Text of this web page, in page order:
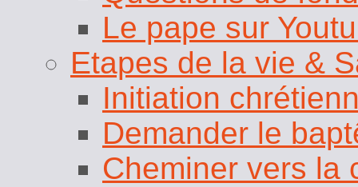
Etapes de la vie &
Initiation
Demander le
Cheminer vers la
Sacrement du